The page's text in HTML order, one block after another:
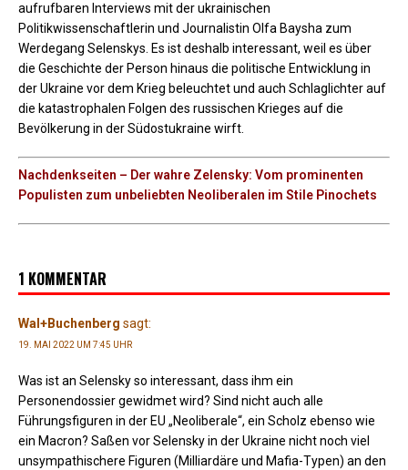
aufrufbaren Interviews mit der ukrainischen
Politikwissenschaftlerin und Journalistin Olfa Baysha zum
Werdegang Selenskys. Es ist deshalb interessant, weil es über
die Geschichte der Person hinaus die politische Entwicklung in
der Ukraine vor dem Krieg beleuchtet und auch Schlaglichter auf
die katastrophalen Folgen des russischen Krieges auf die
Bevölkerung in der Südostukraine wirft.
Nachdenkseiten – Der wahre Zelensky: Vom prominenten
Populisten zum unbeliebten Neoliberalen im Stile Pinochets
1 KOMMENTAR
Wal+Buchenberg sagt:
19. MAI 2022 UM 7:45 UHR
Was ist an Selensky so interessant, dass ihm ein
Personendossier gewidmet wird? Sind nicht auch alle
Führungsfiguren in der EU „Neoliberale“, ein Scholz ebenso wie
ein Macron? Saßen vor Selensky in der Ukraine nicht noch viel
unsympathischere Figuren (Milliardäre und Mafia-Typen) an den